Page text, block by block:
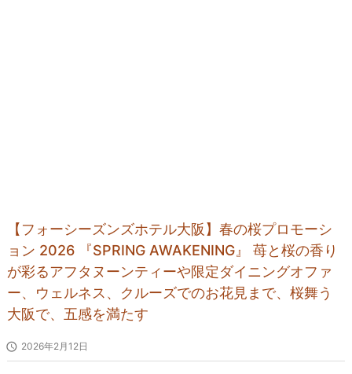
【フォーシーズンズホテル大阪】春の桜プロモーシ
ョン 2026 『SPRING AWAKENING』 苺と桜の香り
が彩るアフタヌーンティーや限定ダイニングオファ
ー、ウェルネス、クルーズでのお花見まで、桜舞う
大阪で、五感を満たす
 2026年2月12日